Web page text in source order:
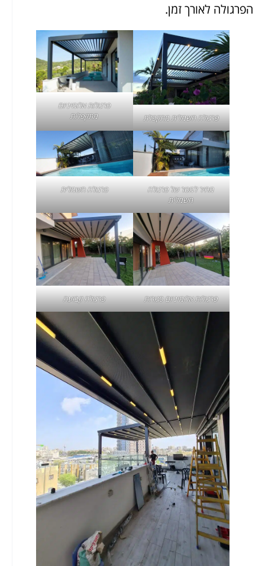
הפרגולה לאורך זמן.
פרגולה חשמלית מתקפלת
פרגולות אלומיניום
מתקפלות
מחיר למטר של פרגולה
חשמלית
פרגולה חשמלית
פרגולות אלומיניום סגורות פרגולה קבועה